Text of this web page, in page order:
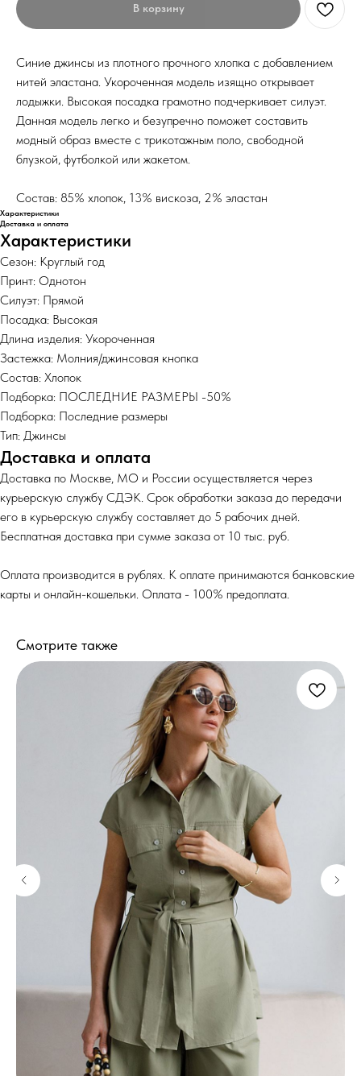
В корзину
Синие джинсы из плотного прочного хлопка с добавлением
нитей эластана. Укороченная модель изящно открывает
лодыжки. Высокая посадка грамотно подчеркивает силуэт.
Данная модель легко и безупречно поможет составить
модный образ вместе с трикотажным поло, свободной
блузкой, футболкой или жакетом.
Состав: 85% хлопок, 13% вискоза, 2% эластан
Характеристики
Доставка и оплата
Характеристики
Сезон: Круглый год
Принт: Однотон
Силуэт: Прямой
Посадка: Высокая
Длина изделия: Укороченная
Застежка: Молния/джинсовая кнопка
Состав: Хлопок
Подборка: ПОСЛЕДНИЕ РАЗМЕРЫ -50%
Подборка: Последние размеры
Тип: Джинсы
Доставка и оплата
Доставка по Москве, МО и России осуществляется через
курьерскую службу СДЭК. Срок обработки заказа до передачи
его в курьерскую службу составляет до 5 рабочих дней.
Бесплатная доставка при сумме заказа от 10 тыс. руб.
Оплата производится в рублях. К оплате принимаются банковские
карты и онлайн-кошельки. Оплата - 100% предоплата.
Смотрите также